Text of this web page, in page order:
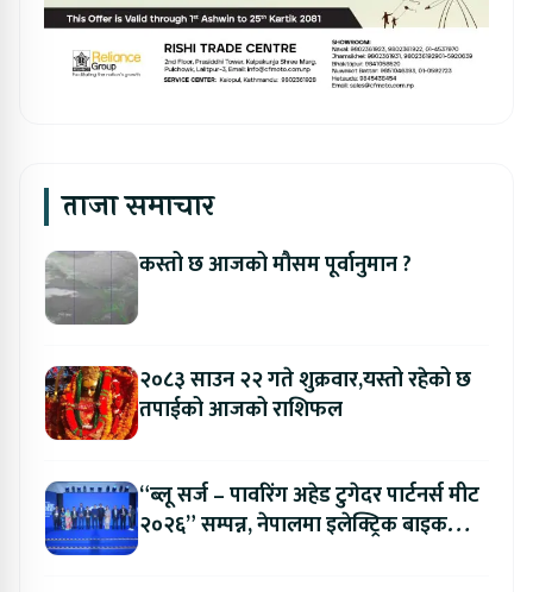
ताजा समाचार
कस्तो छ आजको मौसम पूर्वानुमान ?
२०८३ साउन २२ गते शुक्रवार,यस्तो रहेको छ
तपाईको आजको राशिफल
“ब्लू सर्ज – पावरिंग अहेड टुगेदर पार्टनर्स मीट
२०२६” सम्पन्न, नेपालमा इलेक्ट्रिक बाइक